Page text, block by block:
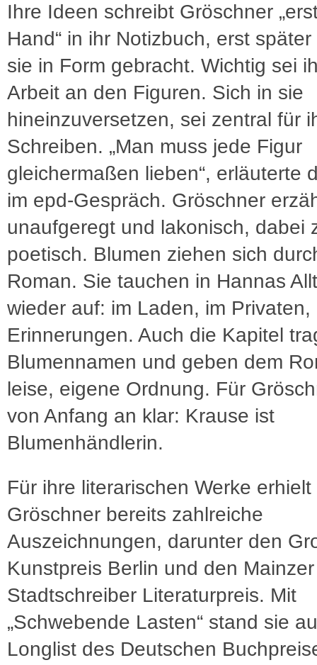
Ihre Ideen schreibt Gröschner
Hand“ in ihr Notizbuch, erst
sie in Form gebracht. Wichtig sei
Arbeit an den Figuren. Sich in sie
hineinzuversetzen, sei zentral für
Schreiben. „Man muss jede Figur
gleichermaßen lieben“, erläuterte
im epd-Gespräch. Gröschner
unaufgeregt und lakonisch, dabei
poetisch. Blumen ziehen sich
Roman. Sie tauchen in Hannas
wieder auf: im Laden, im Privaten,
Erinnerungen. Auch die Kapitel
Blumennamen und geben dem
leise, eigene Ordnung. Für
von Anfang an klar: Krause ist
Blumenhändlerin.
Für ihre literarischen Werke erhielt
Gröschner bereits zahlreiche
Auszeichnungen, darunter den
Kunstpreis Berlin und den Mainzer
Stadtschreiber Literaturpreis. Mit
„Schwebende Lasten“ stand sie
Longlist des Deutschen